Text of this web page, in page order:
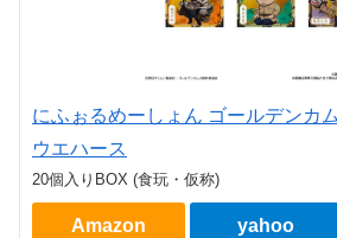
にふぉるめーしょん ゴールデンカ
ウエハース
20個入りBOX (食玩・仮称)
Amazon yahoo